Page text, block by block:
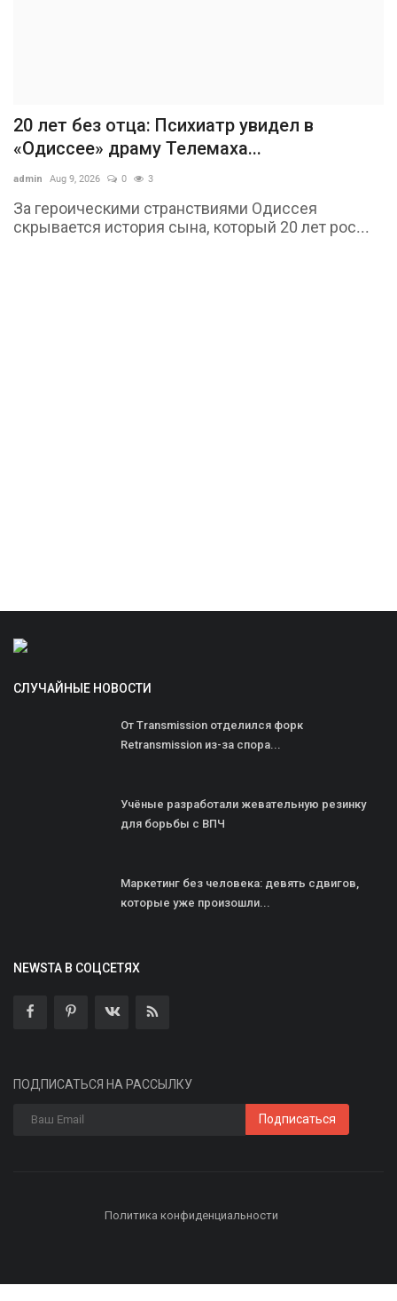
20 лет без отца: Психиатр увидел в
«Одиссее» драму Телемаха...
admin Aug 9, 2026 0 3
За героическими странствиями Одиссея
скрывается история сына, который 20 лет рос...
СЛУЧАЙНЫЕ НОВОСТИ
От Transmission отделился форк
Retransmission из-за спора...
Учёные разработали жевательную резинку
для борьбы с ВПЧ
Маркетинг без человека: девять сдвигов,
которые уже произошли...
NEWSTA В СОЦСЕТЯХ
ПОДПИСАТЬСЯ НА РАССЫЛКУ
Подписаться
Политика конфиденциальности